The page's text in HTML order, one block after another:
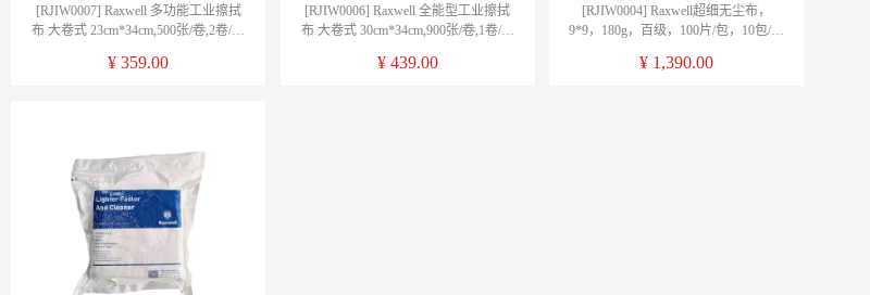
[RJIW0007] Raxwell 多功能工业擦拭
布 大卷式 23cm*34cm,500张/卷,2卷/箱
¥ 359.00
[RJIW0006] Raxwell 全能型工业擦拭
布 大卷式 30cm*34cm,900张/卷,1卷/箱
¥ 439.00
[RJIW0004] Raxwell超细无尘布，
9*9，180g，百级，100片/包，10包/箱
¥ 1,390.00